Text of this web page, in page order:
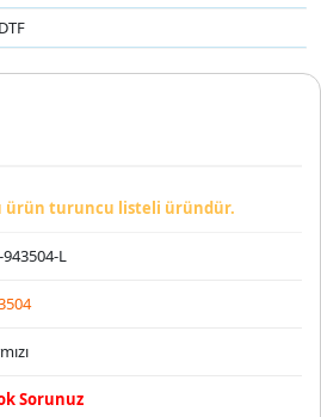
ürün turuncu listeli üründür.
943504-L
Sorunuz